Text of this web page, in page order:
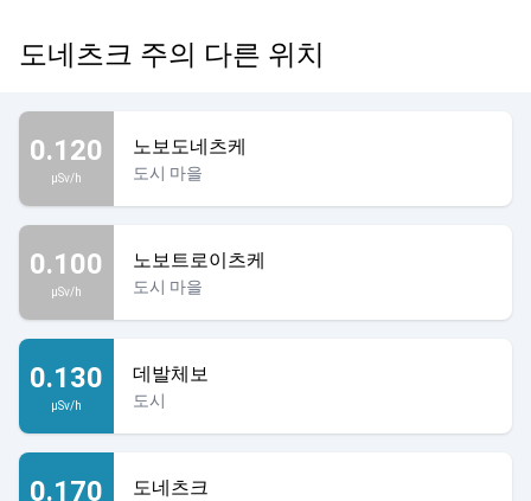
도네츠크 주의 다른 위치
0.120
µSv/h
노보도네츠케
도시 마을
0.100
µSv/h
노보트로이츠케
도시 마을
0.130
µSv/h
데발체보
도시
0.170 도네츠크